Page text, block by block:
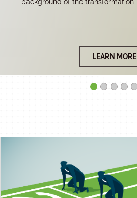
LEARN MORE